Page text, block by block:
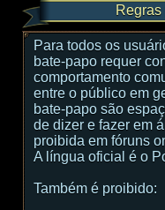
Para todos os
bate-papo requer
comportamento
entre o público em
bate-papo são
de dizer e fazer em
proibida em fóruns
A língua oficial é o
Também é proibido: